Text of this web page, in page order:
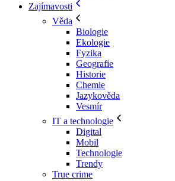
Zajímavosti
Věda
Biologie
Ekologie
Fyzika
Geografie
Historie
Chemie
Jazykověda
Vesmír
IT a technologie
Digital
Mobil
Technologie
Trendy
True crime